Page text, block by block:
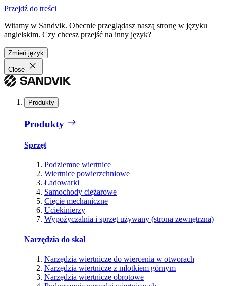
Przejdź do treści
Witamy w Sandvik. Obecnie przeglądasz naszą stronę w języku
angielskim. Czy chcesz przejść na inny język?
Zmień język
Close
Produkty
Produkty
Sprzęt
Podziemne wiertnice
Wiertnice powierzchniowe
Ładowarki
Samochody ciężarowe
Cięcie mechaniczne
Uciekinierzy
Wypożyczalnia i sprzęt używany (strona zewnętrzna)
Narzędzia do skał
Narzędzia wiertnicze do wiercenia w otworach
Narzędzia wiertnicze z młotkiem górnym
Narzędzia wiertnicze obrotowe